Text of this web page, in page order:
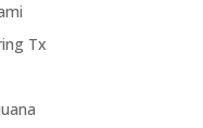
Tx